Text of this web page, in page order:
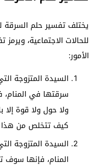
يختلف تفسير حلم السرقة
للحالات الاجتماعية،
الأمور:
السيدة المتزوجة
سرقتها في
ولا حول ولا قوة إلا
كيف تتخلص من هذا
السيدة المتزوجة
المنام، فإنها